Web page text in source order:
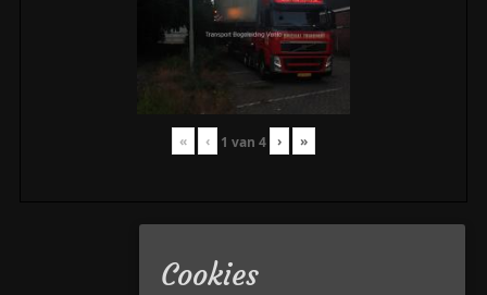
« ‹ 1 van 4 › »
Cookies